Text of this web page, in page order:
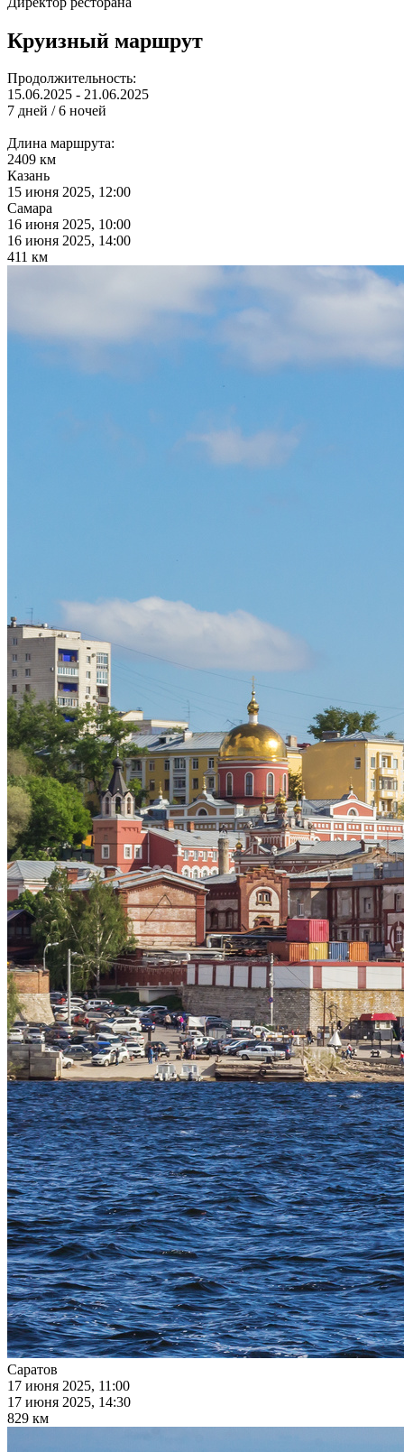
Круизный маршрут
Продолжительность:
15.06.2025 - 21.06.2025
7 дней / 6 ночей
Длина маршрута:
2409 км
Казань
15 июня 2025, 12:00
Самара
16 июня 2025, 10:00
16 июня 2025, 14:00
411 км
Саратов
17 июня 2025, 11:00
17 июня 2025, 14:30
829 км